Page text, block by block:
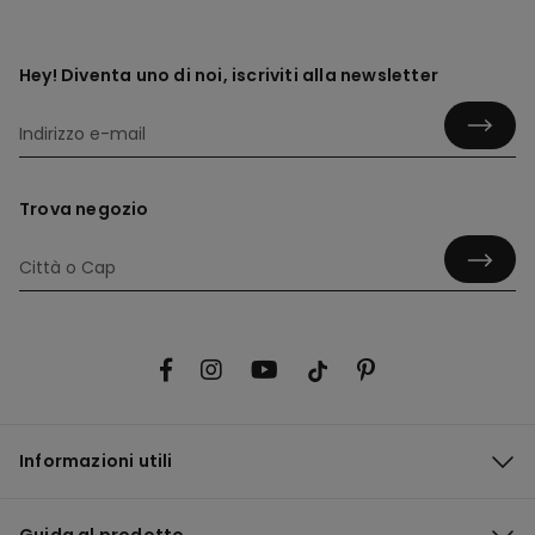
Hey! Diventa uno di noi, iscriviti alla newsletter
Trova negozio
Informazioni utili